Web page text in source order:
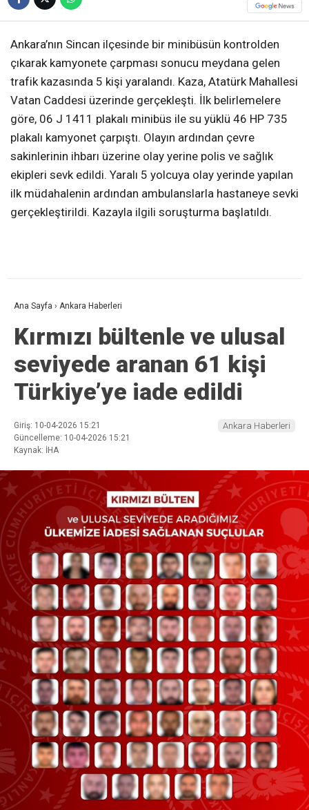
Ankara’nın Sincan ilçesinde bir minibüsün kontrolden
çıkarak kamyonete çarpması sonucu meydana gelen
trafik kazasında 5 kişi yaralandı. Kaza, Atatürk Mahallesi
Vatan Caddesi üzerinde gerçekleşti. İlk belirlemelere
göre, 06 J 1411 plakalı minibüs ile su yüklü 46 HP 735
plakalı kamyonet çarpıştı. Olayın ardından çevre
sakinlerinin ihbarı üzerine olay yerine polis ve sağlık
ekipleri sevk edildi. Yaralı 5 yolcuya olay yerinde yapılan
ilk müdahalenin ardından ambulanslarla hastaneye sevki
gerçekleştirildi. Kazayla ilgili soruşturma başlatıldı.
Ana Sayfa › Ankara Haberleri
Kırmızı bültenle ve ulusal
seviyede aranan 61 kişi
Türkiye’ye iade edildi
Giriş: 10-04-2026 15:21
Güncelleme: 10-04-2026 15:21
Kaynak: İHA
Ankara Haberleri